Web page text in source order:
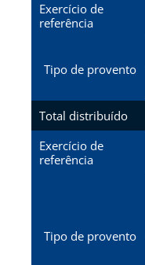
Exercício de
referência
Tipo de provento
Total distribuído
Exercício de
referência
Tipo de provento